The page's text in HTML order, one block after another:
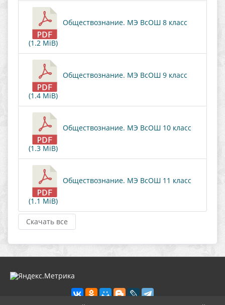
Обществознание. МЭ ВсОШ 8 класс
(1.2 MiB)
Обществознание. МЭ ВсОШ 9 класс
(1.4 MiB)
Обществознание. МЭ ВсОШ 10 класс
(1.3 MiB)
Обществознание. МЭ ВсОШ 11 класс
(1.1 MiB)
Скачать все